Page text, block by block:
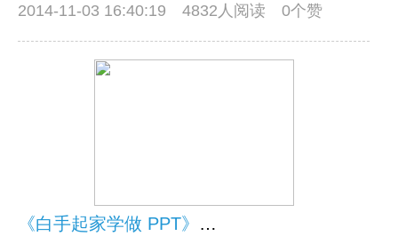
2014-11-03 16:40:19
4832人阅读 0个赞
《白手起家学做 PPT》—听韦彦复老师上课